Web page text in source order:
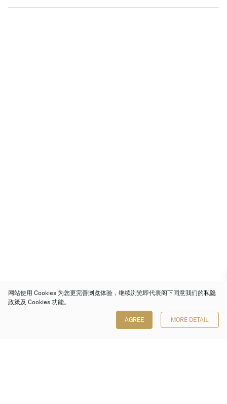
网站使用 Cookies 为您更完善浏览体验，继续浏览即代表阁下同意我们的私隐
政策及 Cookies 功能。
AGREE MORE DETAIL